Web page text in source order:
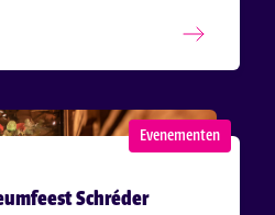
Evenementen
Schréder